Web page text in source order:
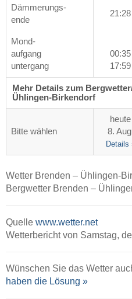
Dämmerungs-
ende
21:28
Mond-
aufgang
untergang
00:35
17:59
Mehr Details zum
Ühlingen-Birkendorf
Bitte wählen
heute
8.
Details
Wetter Brenden – Ühlingen-
Bergwetter Brenden –
Quelle www.wetter.net
Wetterbericht von Samstag,
Wünschen Sie das Wetter
haben die Lösung »